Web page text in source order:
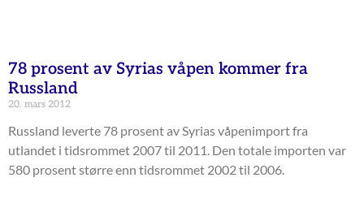
78 prosent av Syrias våpen kommer fra
Russland
20. mars 2012
Russland leverte 78 prosent av Syrias våpenimport fra
utlandet i tidsrommet 2007 til 2011. Den totale importen var
580 prosent større enn tidsrommet 2002 til 2006.